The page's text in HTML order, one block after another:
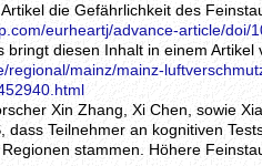
die Gefährlichkeit des
eurheartj/advance-article/doi/
bringt diesen Inhalt in einem
regional/mainz/mainz-
Xin Zhang, Xi Chen, sowie
dass Teilnehmer an kognitiven
stammen. Höhere